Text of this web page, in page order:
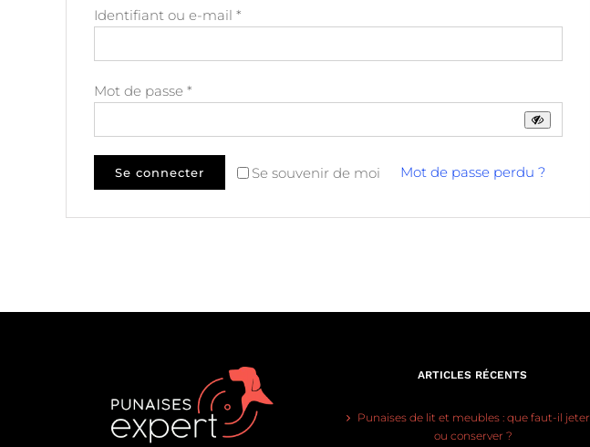
Identifiant ou e-mail *
Mot de passe *
Se souvenir de moi
Se connecter Mot de passe perdu ?
ARTICLES RÉCENTS
Punaises de lit et meubles : que faut-il jeter
ou conserver ?